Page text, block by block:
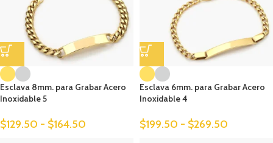
Esclava 8mm. para Grabar Acero
Inoxidable 5
$129.50 - $164.50
Esclava 6mm. para Grabar Acero
Inoxidable 4
$199.50 - $269.50